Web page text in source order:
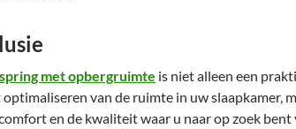
met opbergruimte is niet alleen een
van de ruimte in uw slaapkamer,
en de kwaliteit waar u naar op zoek bent